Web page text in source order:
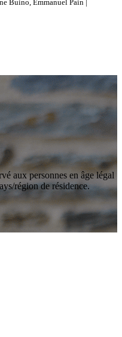
Buino, Emmanuel Pain |
aux personnes en âge légal
région de résidence.